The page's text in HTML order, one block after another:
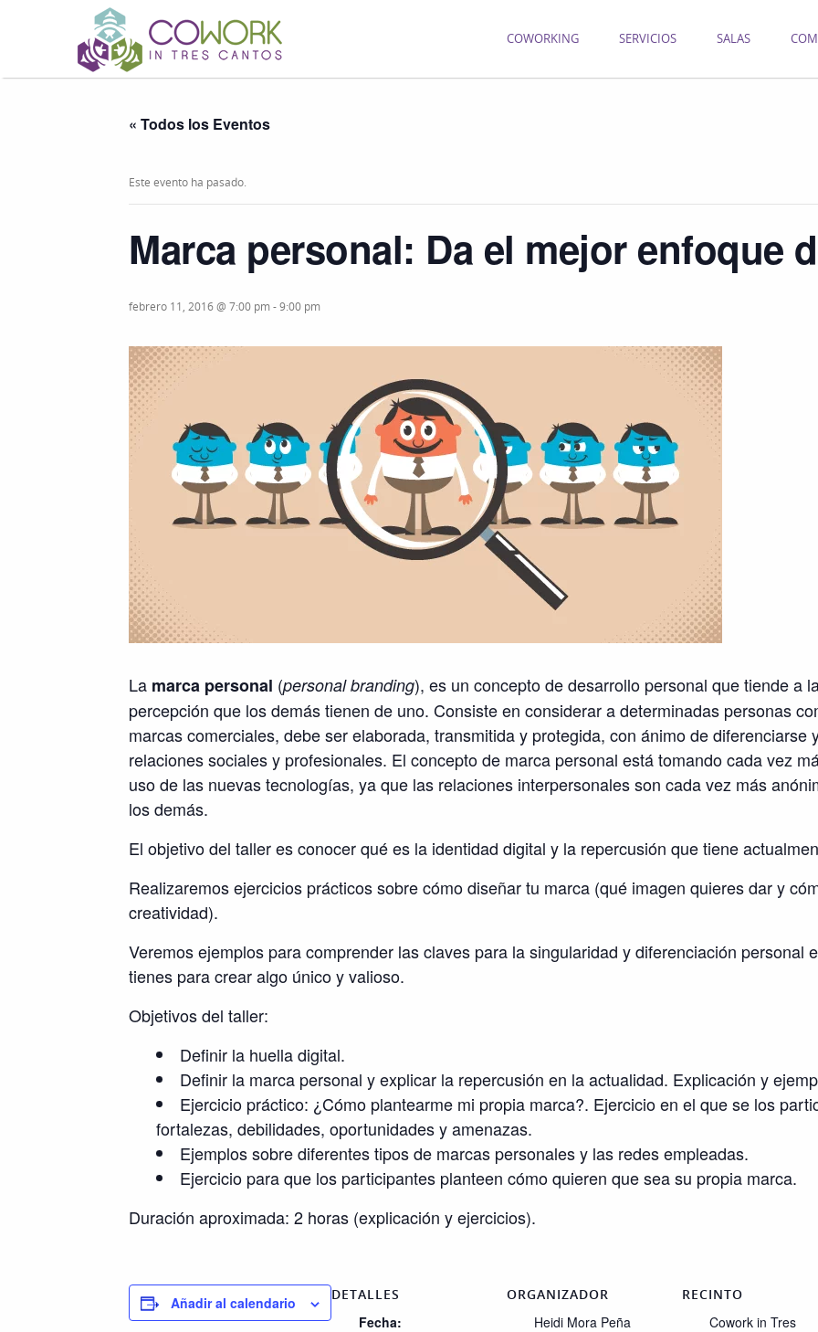
COWORKING SERVICIOS SALAS
« Todos los Eventos
Este evento ha pasado.
Marca personal: Da el mejor enfoque
febrero 11, 2016 @ 7:00 pm-9:00 pm
La marca personal (personal branding), es un concepto de desarrollo personal que tiende a
percepción que los demás tienen de uno. Consiste en considerar a determinadas personas
marcas comerciales, debe ser elaborada, transmitida y protegida, con ánimo de diferenciarse
relaciones sociales y profesionales. El concepto de marca personal está tomando cada vez
uso de las nuevas tecnologías, ya que las relaciones interpersonales son cada vez más
los demás.
El objetivo del taller es conocer qué es la identidad digital y la repercusión que tiene
Realizaremos ejercicios prácticos sobre cómo diseñar tu marca (qué imagen quieres dar y
creatividad).
Veremos ejemplos para comprender las claves para la singularidad y diferenciación personal
tienes para crear algo único y valioso.
Objetivos del taller:
Definir la huella digital.
Definir la marca personal y explicar la repercusión en la actualidad. Explicación y
Ejercicio práctico: ¿Cómo plantearme mi propia marca?. Ejercicio en el que se los
fortalezas, debilidades, oportunidades y amenazas.
Ejemplos sobre diferentes tipos de marcas personales y las redes empleadas.
Ejercicio para que los participantes planteen cómo quieren que sea su propia marca.
Duración aproximada: 2 horas (explicación y ejercicios).
Añadir al calendario DETALLES
Fecha:
ORGANIZADOR
Heidi Mora Peña
RECINTO
Cowork in Tres